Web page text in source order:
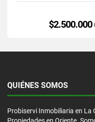
$2.500.000
QUIÉNES SOMOS
Probiservi Inmobiliaria en La
Propiedades en Oriente.